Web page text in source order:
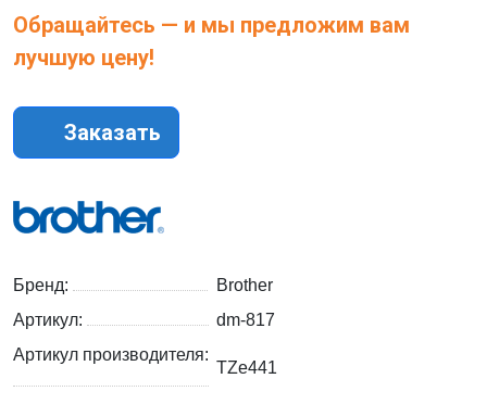
Обращайтесь — и мы предложим вам
лучшую цену!
Заказать
Бренд:
Brother
Артикул:
dm-817
Артикул производителя:
TZe441